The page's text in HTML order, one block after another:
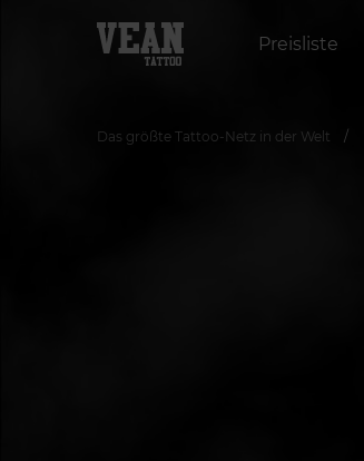
Preisliste
Das größte Tattoo-Netz in der Welt